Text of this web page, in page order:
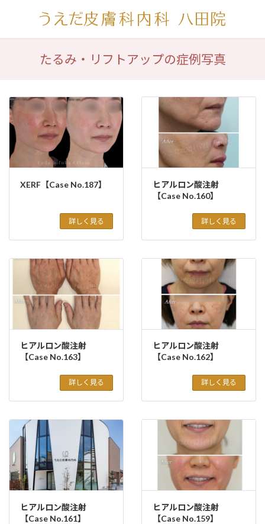
ン
ー
たるみ・リフトアップの症例写真
XERF【Case No.187】
詳しく見る
ヒアルロン酸注射
【Case No.160】
詳しく見る
ヒアルロン酸注射
【Case No.163】
詳しく見る
ヒアルロン酸注射
【Case No.162】
詳しく見る
ヒアルロン酸注射
【Case No.161】
ヒアルロン酸注射
【Case No.159】